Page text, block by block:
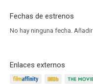
Fechas de estrenos
No hay ninguna fecha. Añadir
Enlaces externos